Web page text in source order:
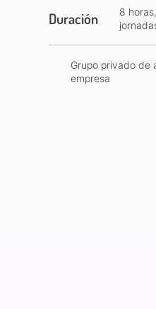
Duración
8
Grupo privado de
empresa